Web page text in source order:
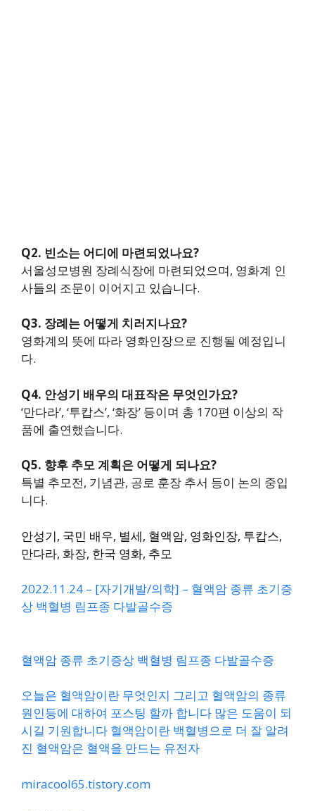
Q2. 빈소는 어디에 마련되었나요?
서울성모병원 장례식장에 마련되었으며, 영화계 인
사들의 조문이 이어지고 있습니다.
Q3. 장례는 어떻게 치러지나요?
영화계의 뜻에 따라 영화인장으로 진행될 예정입니
다.
Q4. 안성기 배우의 대표작은 무엇인가요?
‘만다라’, ‘투캅스’, ‘화장’ 등이며 총 170편 이상의 작
품에 출연했습니다.
Q5. 향후 추모 계획은 어떻게 되나요?
특별 추모전, 기념관, 공로 훈장 추서 등이 논의 중입
니다.
안성기, 국민 배우, 별세, 혈액암, 영화인장, 투캅스,
만다라, 화장, 한국 영화, 추모
2022.11.24 – [자기개발/의학] – 혈액암 종류 초기증
상 백혈병 림프종 다발골수증
혈액암 종류 초기증상 백혈병 림프종 다발골수증
오늘은 혈액암이란 무엇인지 그리고 혈액암의 종류
원인등에 대하여 포스팅 할까 합니다 많은 도움이 되
시길 기원합니다 혈액암이란 백혈병으로 더 잘 알려
진 혈액암은 혈액을 만드는 유전자
miracool65.tistory.com